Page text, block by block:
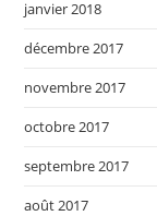
janvier 2018
décembre 2017
novembre 2017
octobre 2017
septembre 2017
août 2017